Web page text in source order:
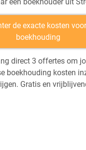
de exacte kosten
boekhouding
direct 3 offertes om
boekhouding kosten
Gratis en